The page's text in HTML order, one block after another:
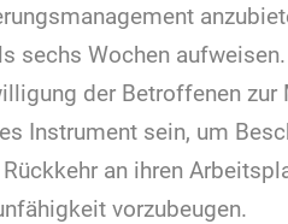
sechs Wochen
der Betroffenen zur
Instrument sein, um
an ihren
vorzubeugen.